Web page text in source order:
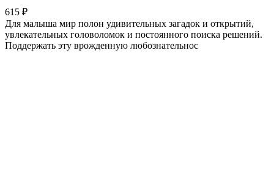
615 ₽
Для малыша мир полон удивительных загадок и открытий,
увлекательных головоломок и постоянного поиска решений.
Поддержать эту врожденную любознательнос